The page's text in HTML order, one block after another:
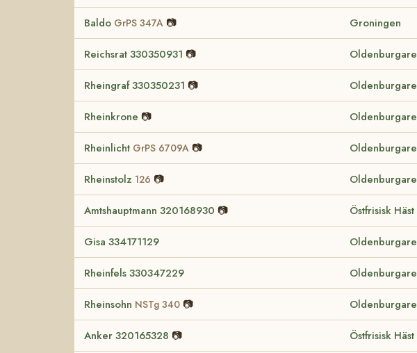
Baldo GrPS 347A 📷 Groningen
Reichsrat 330350931 📷 Oldenburgare
Rheingraf 330350231 📷 Oldenburgare
Rheinkrone 📷 Oldenburgare
Rheinlicht GrPS 6709A 📷 Oldenburgare
Rheinstolz 126 📷 Oldenburgare
Amtshauptmann 320168930 📷 Östfrisisk Häst
Gisa 334171129 Oldenburgare
Rheinfels 330347229 Oldenburgare
Rheinsohn NSTg 340 📷 Oldenburgare
Anker 320165328 📷 Östfrisisk Häst